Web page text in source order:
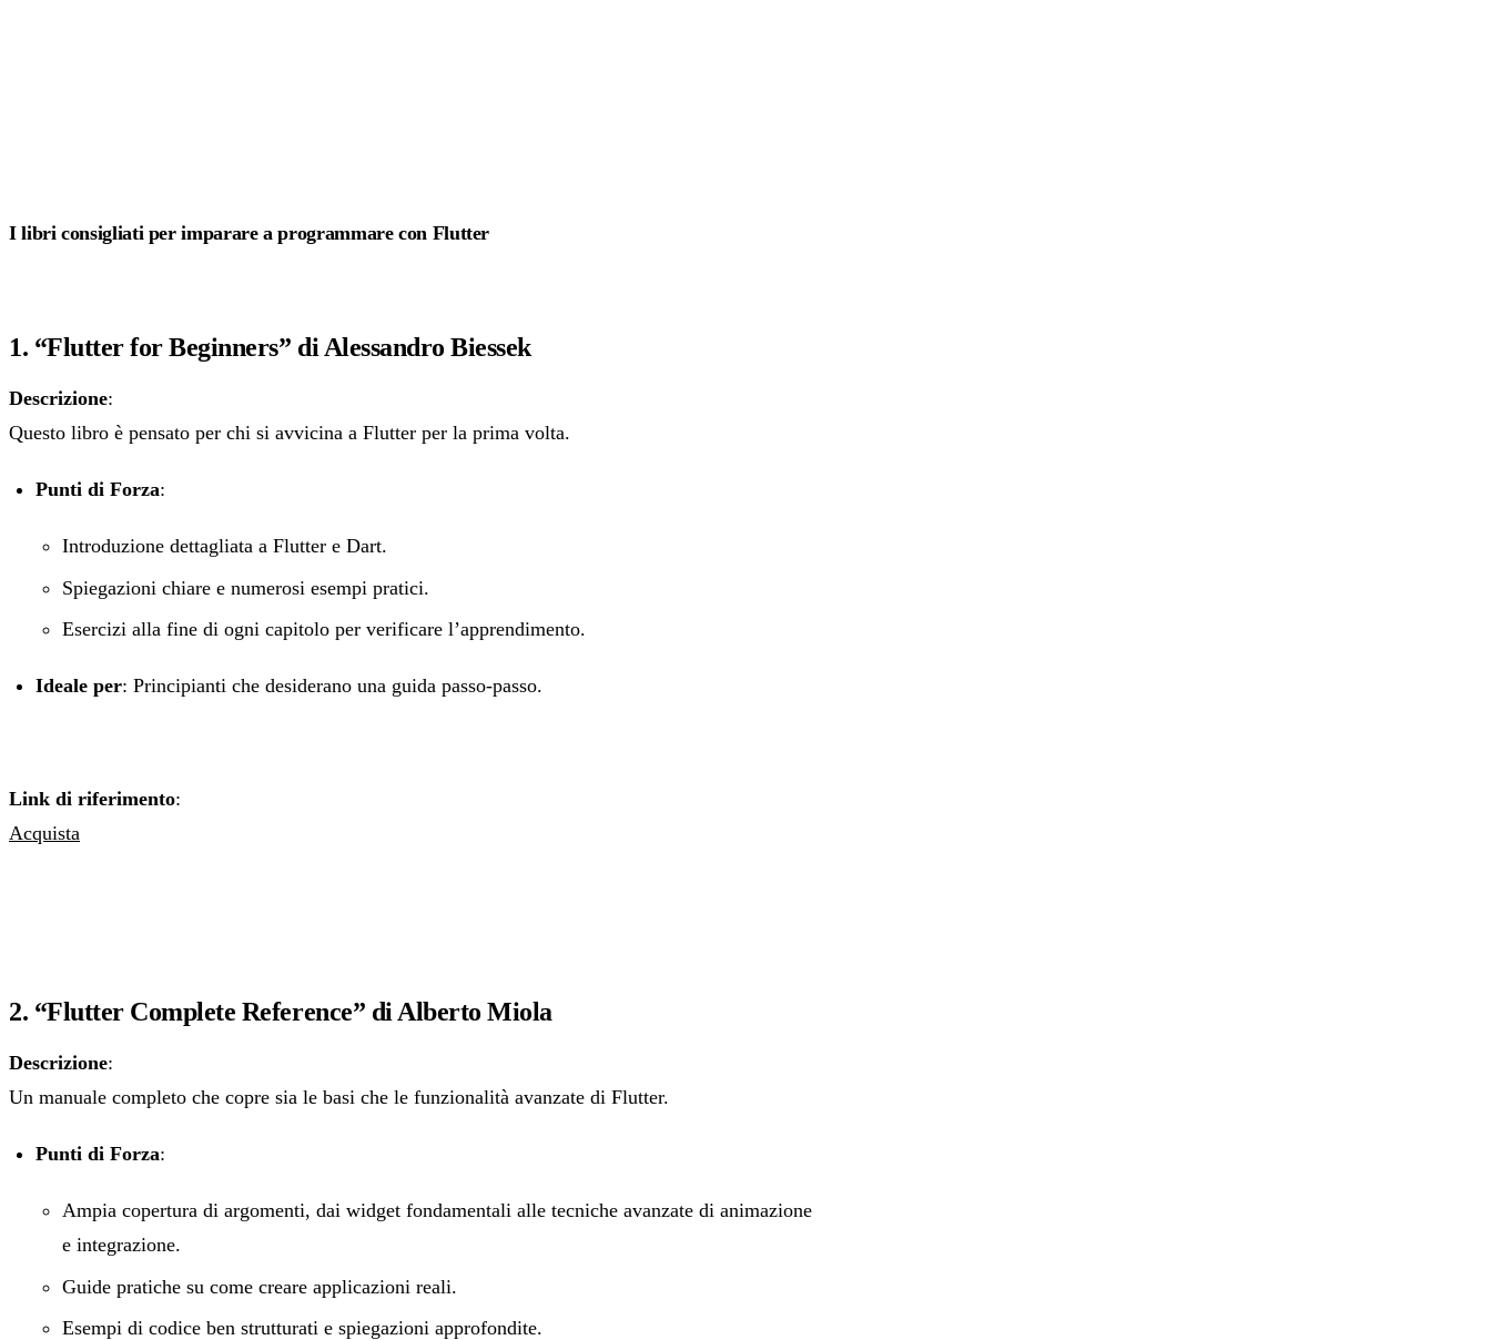
I libri consigliati per imparare a programmare con Flutter
1. “Flutter for Beginners” di Alessandro Biessek
Descrizione:
Questo libro è pensato per chi si avvicina a Flutter per la prima volta.
Punti di Forza:
Introduzione dettagliata a Flutter e Dart.
Spiegazioni chiare e numerosi esempi pratici.
Esercizi alla fine di ogni capitolo per verificare l’apprendimento.
Ideale per: Principianti che desiderano una guida passo-passo.
Link di riferimento:
Acquista
2. “Flutter Complete Reference” di Alberto Miola
Descrizione:
Un manuale completo che copre sia le basi che le funzionalità avanzate di Flutter.
Punti di Forza:
Ampia copertura di argomenti, dai widget fondamentali alle tecniche avanzate di animazione
e integrazione.
Guide pratiche su come creare applicazioni reali.
Esempi di codice ben strutturati e spiegazioni approfondite.